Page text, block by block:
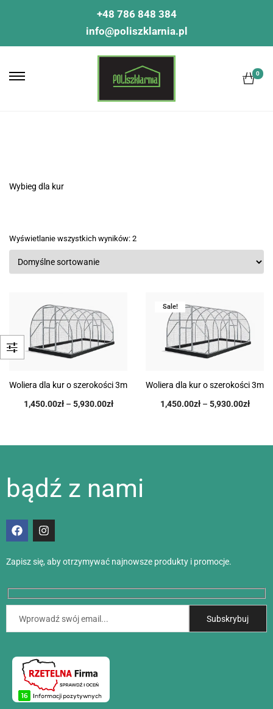
+48 786 848 384
info@poliszklarnia.pl
0
Wybieg dla kur
Wyświetlanie wszystkich wyników: 2
Woliera dla kur o szerokości 3m
1,450.00zł – 5,930.00zł
Sale!
Woliera dla kur o szerokości 3m
1,450.00zł – 5,930.00zł
bądź z nami
Zapisz się, aby otrzymywać najnowsze produkty i promocje.